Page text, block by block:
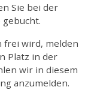
Sie bei der
frei wird, melden
Platz in der
wir in diesem
anzumelden.